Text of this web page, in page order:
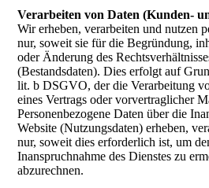
Verarbeiten von Daten (Kunden-
Wir erheben, verarbeiten und nutzen
nur, soweit sie für die Begründung,
oder Änderung des
(Bestandsdaten). Dies erfolgt auf
lit. b DSGVO, der die Verarbeitung
eines Vertrags oder vorvertraglicher
Personenbezogene Daten über die
Website (Nutzungsdaten) erheben,
nur, soweit dies erforderlich ist, um
Inanspruchnahme des Dienstes zu
abzurechnen.